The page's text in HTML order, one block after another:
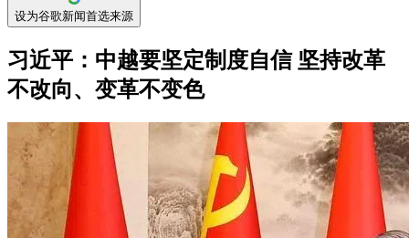
设为谷歌新闻首选来源
习近平：中越要坚定制度自信 坚持改革
不改向、变革不变色